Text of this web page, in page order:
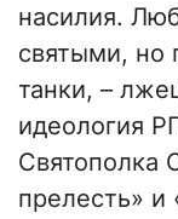
насилия.
святыми, но
танки, –
идеология
Святополка
прелесть» и